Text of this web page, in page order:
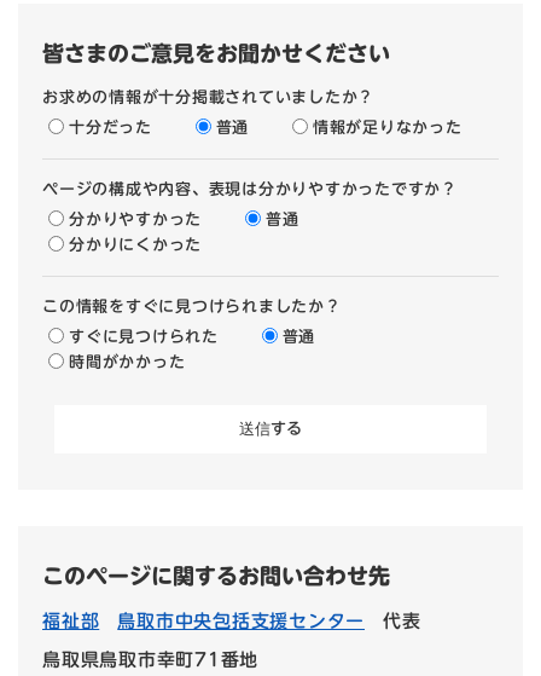
皆さまのご意見をお聞かせください
お求めの情報が十分掲載されていましたか？
十分だった
普通 情報が足りなかった
ページの構成や内容、表現は分かりやすかったですか？
分かりやすかった
普通
分かりにくかった
この情報をすぐに見つけられましたか？
すぐに見つけられた
普通
時間がかかった
このページに関するお問い合わせ先
福祉部 鳥取市中央包括支援センター 代表
鳥取県鳥取市幸町71番地